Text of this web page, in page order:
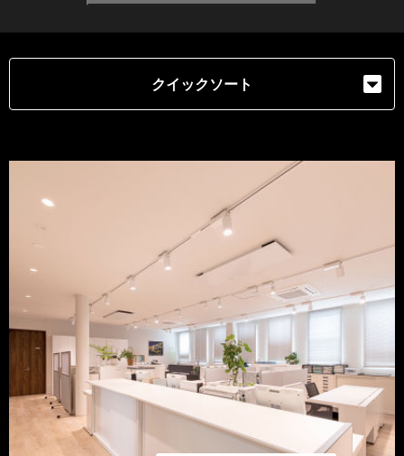
クイックソート